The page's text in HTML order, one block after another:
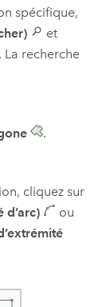
spécifique,
et
La recherche
.
cliquez sur
d’arc)
ou